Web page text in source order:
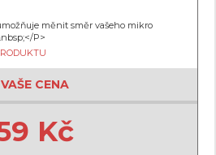
měnit směr vašeho mikro
P>
VAŠE CENA
Kč